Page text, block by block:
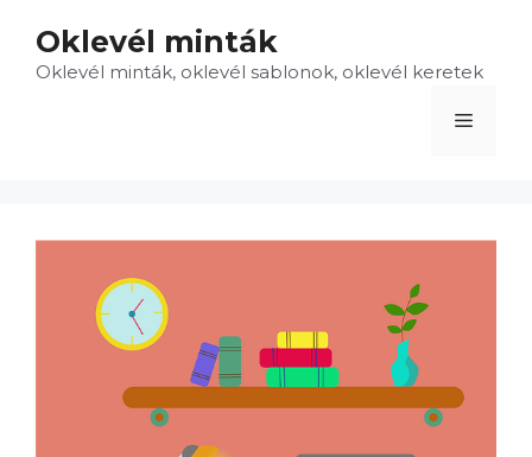
tartalomba
Oklevél minták
Oklevél minták, oklevél sablonok, oklevél keretek
Menü